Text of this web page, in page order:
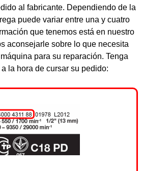
al fabricante. Dependiendo de la
puede variar entre una y cuatro
que tenemos está en nuestro
aconsejarle sobre lo que necesita
para su reparación. Tenga
la hora de cursar su pedido: